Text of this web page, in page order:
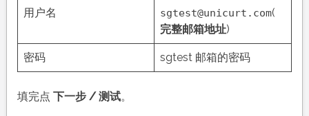
用户名 sgtest@unicurt.com(
完整邮箱地址)
密码 sgtest 邮箱的密码
填完点 下一步 / 测试。